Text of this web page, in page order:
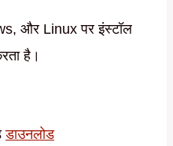
और Linux पर इंस्टॉल
है।
डाउनलोड